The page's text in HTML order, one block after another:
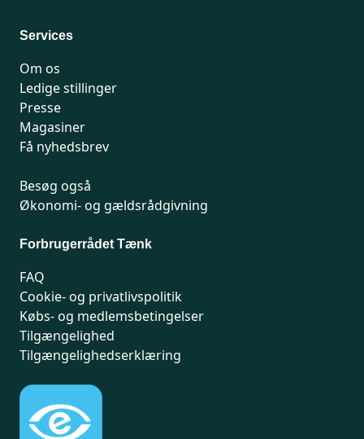
Services
Om os
Ledige stillinger
Presse
Magasiner
Få nyhedsbrev
Besøg også
Økonomi- og gældsrådgivning
Forbrugerrådet Tænk
FAQ
Cookie- og privatlivspolitik
Købs- og medlemsbetingelser
Tilgængelighed
Tilgængelighedserklæring